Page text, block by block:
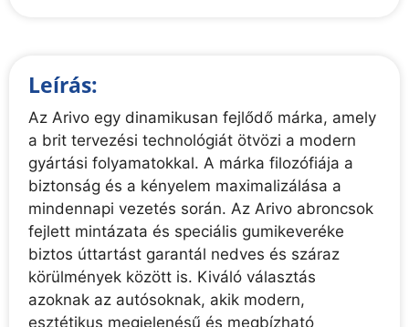
Leírás:
Az Arivo egy dinamikusan fejlődő márka, amely
a brit tervezési technológiát ötvözi a modern
gyártási folyamatokkal. A márka filozófiája a
biztonság és a kényelem maximalizálása a
mindennapi vezetés során. Az Arivo abroncsok
fejlett mintázata és speciális gumikeveréke
biztos úttartást garantál nedves és száraz
körülmények között is. Kiváló választás
azoknak az autósoknak, akik modern,
esztétikus megjelenésű és megbízható